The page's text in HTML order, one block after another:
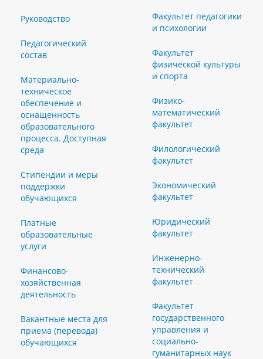
Руководство
Педагогический
состав
Материально-
техническое
обеспечение и
оснащенность
образовательного
процесса. Доступная
среда
Стипендии и меры
поддержки
обучающихся
Платные
образовательные
услуги
Финансово-
хозяйственная
деятельность
Вакантные места для
приема (перевода)
обучающихся
Факультет педагогики
и психологии
Факультет
физической культуры
и спорта
Физико-
математический
факультет
Филологический
факультет
Экономический
факультет
Юридический
факультет
Инженерно-
технический
факультет
Факультет
государственного
управления и
социально-
гуманитарных наук